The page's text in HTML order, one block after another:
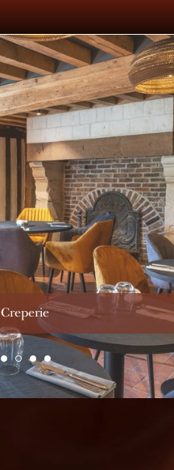
Creperie